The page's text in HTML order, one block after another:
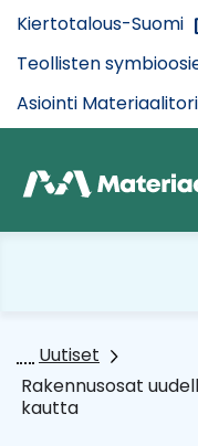
Siirry
Kiertotalous-Suomi
Teollisten
Asiointi
Etusivu
Uutiset
Rakennusosat
kautta